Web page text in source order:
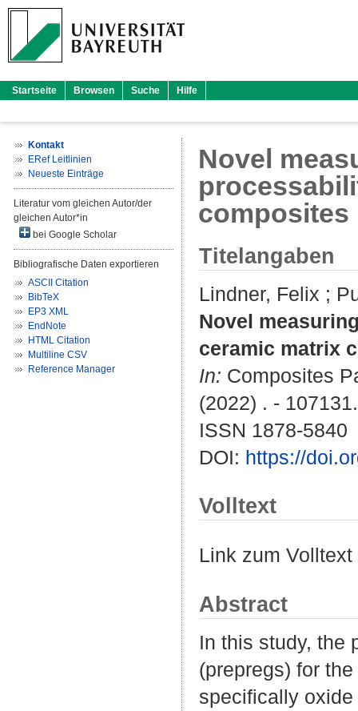
Startseite Browsen Suche Hilfe
Kontakt
ERef Leitlinien
Neueste Einträge
Literatur vom gleichen Autor/der
gleichen Autor*in
bei Google Scholar
Bibliografische Daten exportieren
ASCII Citation
BibTeX
EP3 XML
EndNote
HTML Citation
Multiline CSV
Reference Manager
Novel
composites
Titelangaben
Lindner, Felix ;
Novel
ceramic matrix
In: Composites
(2022) . - 107131.
ISSN 1878-5840
DOI: https://
Volltext
Link zum
Abstract
In this study, the
(prepregs) for
specifically